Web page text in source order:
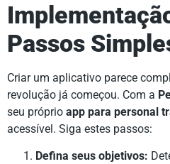
Passos
Criar um aplicativo parece
revolução já começou. Com a
seu próprio app para personal
acessível. Siga estes passos:
Defina seus objetivos: